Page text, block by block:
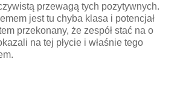
przewagą tych pozytywnych.
jest tu chyba klasa i potencjał
przekonany, że zespół stać na o
na tej płycie i właśnie tego